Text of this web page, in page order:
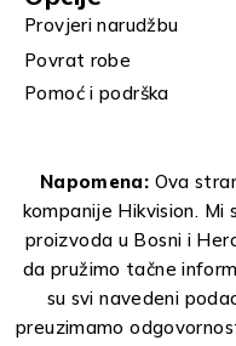
Provjeri narudžbu
Povrat robe
Pomoć i podrška
Napomena: Ova
kompanije Hikvision. Mi
proizvoda u Bosni i
da pružimo tačne
su svi navedeni
preuzimamo